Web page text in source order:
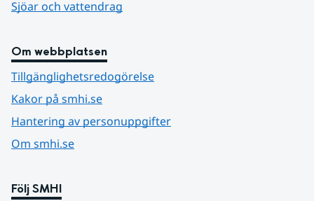
Sjöar och vattendrag
Om webbplatsen
Tillgänglighetsredogörelse
Kakor på smhi.se
Hantering av personuppgifter
Om smhi.se
Följ SMHI